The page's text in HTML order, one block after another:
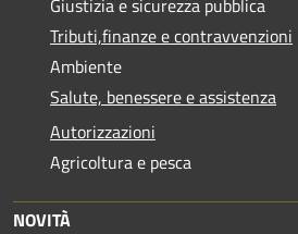
Giustizia e sicurezza pubblica
Tributi,finanze e contravvenzioni
Ambiente
Salute, benessere e assistenza
Autorizzazioni
Agricoltura e pesca
NOVITÀ